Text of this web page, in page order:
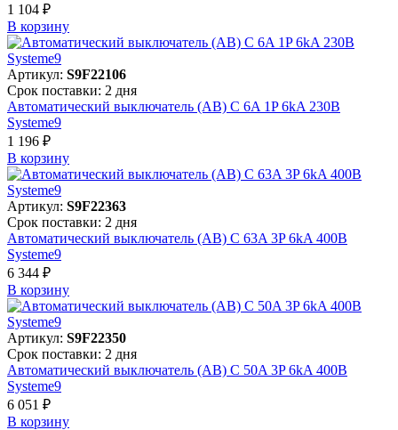
1 104 ₽
В корзинy
Артикул: S9F22106
Срок поставки: 2 дня
Автоматический выключатель (АВ) C 6A 1P 6kA 230В
Systeme9
1 196 ₽
В корзинy
Артикул: S9F22363
Срок поставки: 2 дня
Автоматический выключатель (АВ) C 63A 3P 6kA 400В
Systeme9
6 344 ₽
В корзинy
Артикул: S9F22350
Срок поставки: 2 дня
Автоматический выключатель (АВ) C 50A 3P 6kA 400В
Systeme9
6 051 ₽
В корзинy